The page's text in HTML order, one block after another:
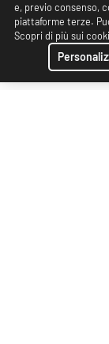
e, previo consenso,
piattaforme terze.
Scopri di più sui